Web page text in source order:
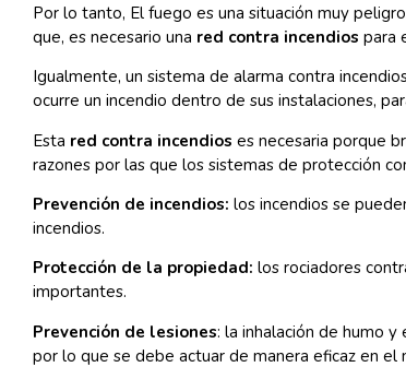
Por lo tanto, El fuego es una situación muy
que, es necesario una red contra incendios para
Igualmente, un sistema de alarma contra
ocurre un incendio dentro de sus instalaciones,
Esta red contra incendios es necesaria porque
razones por las que los sistemas de protección
Prevención de incendios: los incendios se
incendios.
Protección de la propiedad: los rociadores
importantes.
Prevención de lesiones: la inhalación de humo
por lo que se debe actuar de manera eficaz en